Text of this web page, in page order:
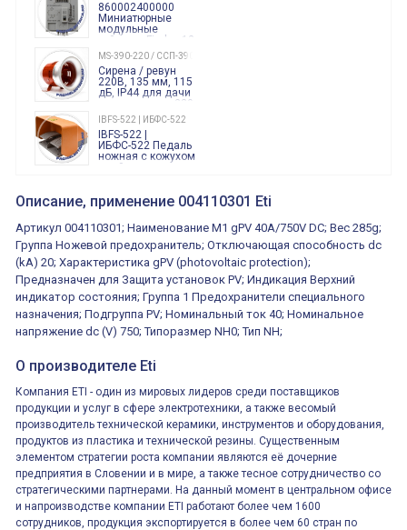
860002400000
Миниатюрные
модульные
таймеры Finder, 12-
240 Вольт AC/DC
Finder
86.00.0.240.0000
MS-390-220 / ССП-390 220В
Сирена / ревун
220В, 135 мм, 115
дБ, IP44 для дачи
производства 220
Вольт звук ситены
"пожарная
тревога"
IBFS-522 | ИБФС-522
IBFS-522 |
ИБФС-522 Педаль
ножная с кожухом
двойная,
15Ампер 250В
XVR13M05L
Маячок
оранжевый
230VAC 130мм
ВКН8108
ВКН8108
Концевой
выключатель /
выключатель
путевой,
алюминиевый
регулируемый
ролик
800202300000С | 80 02 0 230 0000 С
800202300000С
многофункциональные
0.1cек.-10 дней, 10
функций/режимов
Описание, применение 004110301 Eti
Артикул 004110301; Наименование M1 gPV 40A/750V DC; Вес 285g;
Группа Ножевой предохранитель; Отключающая способность dc
(kA) 20; Характеристика gPV (photovoltaic protection);
Предназначен для Защита установок PV; Индикация Верхний
индикатор состояния; Группа 1 Предохранители специального
назначения; Подгруппа PV; Номинальный ток 40; Номинальное
напряжение dc (V) 750; Типоразмер NH0; Тип NH;
О производителе Eti
Компания ETI - один из мировых лидеров среди поставщиков
продукции и услуг в сфере электротехники, а также весомый
производитель технической керамики, инструментов и оборудования,
продуктов из пластика и технической резины. Существенным
элементом стратегии роста компании являются её дочерние
предприятия в Словении и в мире, а также тесное сотрудничество со
стратегическими партнерами. На данный момент в центральном офисе
и напроизводстве компании ETI работают более чем 1600
сотрудников, продукция экспортируется в более чем 60 стран по